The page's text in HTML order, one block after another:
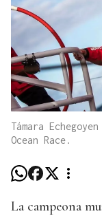
Támara
Ocean Race.
La campeona